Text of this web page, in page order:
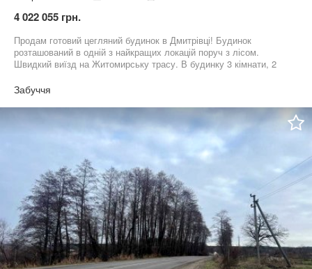
4 022 055 грн.
Продам готовий цегляний будинок в Дмитрівці! Будинок
розташований в одній з найкращих локацій поруч з лісом.
Швидкий виїзд на Житомирську трасу. В будинку 3 кімнати, 2
підлючити ГАЗ! Комунікації: електрика, свердловина, септик.
Будинок розташований на ділянці 5 соток. Прибудинкова
територія огороджена, відмостка і місце для парковки залито
бетоном і підготовлено під укладку тротуарної плитки. Продаж
без комісії! Можливий продаж під держ. програми (єОселя,
сертифікат, постанова і т.ін.)
Забуччя